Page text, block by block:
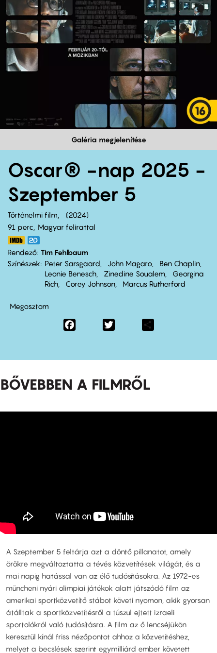
Galéria megjelenítése
Oscar® -nap 2025 -
Szeptember 5
Történelmi film
2024
91 perc,
Magyar felirattal
Rendező Tim Fehlbaum
Színészek
Peter Sarsgaard John Magaro
Ben Chaplin
Leonie Benesch
Zinedine Soualem
Georgina
Rich
Corey Johnson Marcus Rutherford
Megosztom
Facebook
BŐVEBBEN A FILMRŐL
A Szeptember 5 feltárja azt a döntő pillanatot, amely
örökre megváltoztatta a tévés közvetítések világát, és a
mai napig hatással van az élő tudósításokra. Az 1972-es
müncheni nyári olimpiai játékok alatt játszódó film az
amerikai sportközvetítő stábot követi nyomon, akik gyorsan
átálltak a sportközvetítésről a túszul ejtett izraeli
sportolókról való tudósításra. A film az ő lencséjükön
keresztül kínál friss nézőpontot ahhoz a közvetítéshez,
melyet a becslések szerint egymilliárd ember követett